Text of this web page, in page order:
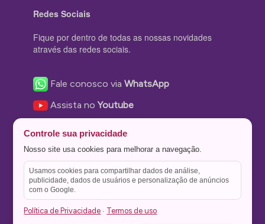
Redes Sociais
Fique por dentro de todas as nossas novidades
através das redes sociais.
Fale conosco viaWhatsApp
Assista noYoutube
Nos siga no Instagram
Nos siga noTwitter
Salve no
Controle sua privacidade
Nosso site usa cookies para melhorar a navegação.
Usamos cookies para compartilhar dados de análise,
publicidade, dados de usuários e personalização de anúncios
com o Google.
Política de Privacidade · Termos de uso